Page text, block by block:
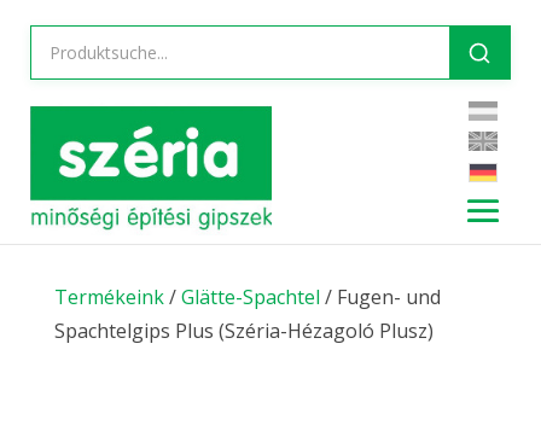
Termékeink/Glätte-Spachtel / Fugen- und
Spachtelgips Plus (Széria-Hézagoló Plusz)